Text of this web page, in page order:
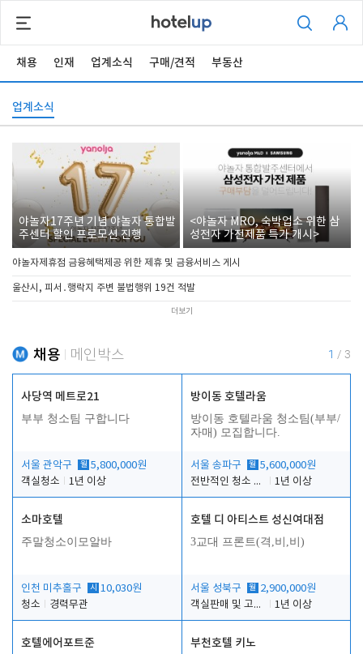
채용 인재 업계소식 구매/견적 부동산
업계소식
야놀자17주년 기념 야놀자 통합발
주센터 할인 프로모션 진행
<야놀자 MRO, 숙박업소 위한 삼
성전자 가전제품 특가 개시>
야놀자제휴점 금융혜택제공 위한 제휴 및 금융서비스 게시
울산시, 피서․행락지 주변 불법행위 19건 적발
더보기
채용 메인박스 1 / 3
사당역 메트로21
부부 청소팀 구합니다
서울 관악구 월 5,800,000원
객실청소
1년 이상
방이동 호텔라움
방이동 호텔라움 청소팀(부부/
자매) 모집합니다.
서울 송파구 월 5,600,000원
전반적인 청소 업무(객실청소.객실정리)
1년 이상
소마호텔
주말청소이모알바
인천 미추홀구 시 10,030원
청소
경력무관
호텔 디 아티스트 성신여대점
3교대 프론트(격,비,비)
서울 성북구 월 2,900,000원
객실판매 및 고객응대
1년 이상
호텔에어포트준 부천호텔 키노